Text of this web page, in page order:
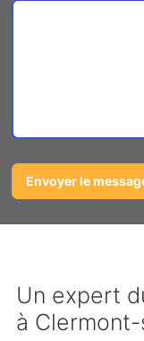
Un expert
à